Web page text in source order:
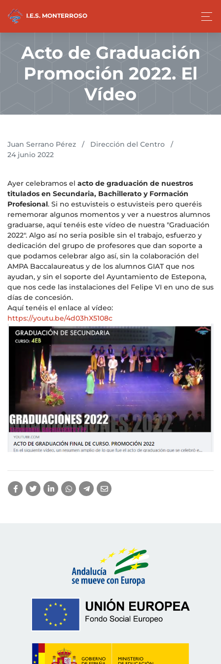
I.E.S. MONTERROSO
Acto de Graduación
Promoción 2022. El
Vídeo
Juan Serrano Pérez / Dirección del Centro
/
24 junio 2022
Ayer celebramos el acto de graduación de nuestros
titulados en Secundaria, Bachillerato y Formación
Profesional. Si no estuvisteis o estuvisteis pero queréis
rememorar algunos momentos y ver a nuestros alumnos
graduarse, aquí tenéis este vídeo de nuestra "Graduación
2022". Algo así no seria posible sin el trabajo, esfuerzo y
dedicación del grupo de profesores que dan soporte a
que podamos celebrar algo así, sin la colaboración del
AMPA Baccalaureatus y de los alumnos GIAT que nos
ayudan, y sin el soporte del Ayuntamiento de Estepona,
que nos cede las instalaciones del Felipe VI en uno de sus
días de concesión.
Aquí tenéis el enlace al vídeo:
https://youtu.be/4d03hX5108c